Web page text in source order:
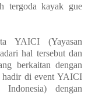
tergoda kayak gue
YAICI (Yayasan
hal tersebut dan
berkaitan dengan
hadir di event YAICI
dengan